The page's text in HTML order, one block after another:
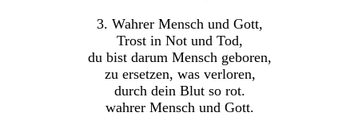
3. Wahrer Mensch und Gott,
Trost in Not und Tod,
du bist darum Mensch geboren,
zu ersetzen, was verloren,
durch dein Blut so rot.
wahrer Mensch und Gott.